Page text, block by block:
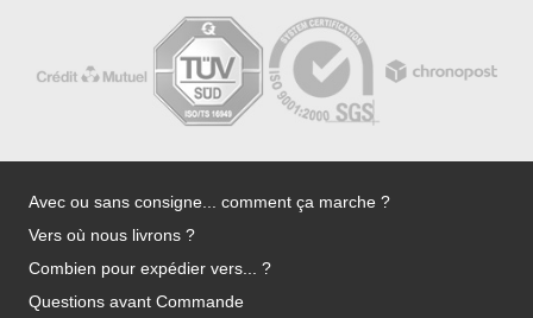
Avec ou sans consigne... comment ça marche ?
Vers où nous livrons ?
Combien pour expédier vers... ?
Questions avant Commande